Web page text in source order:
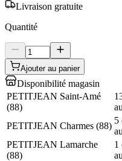
Livraison gratuite
Quantité
Ajouter au panier
Disponibilité magasin
PETITJEAN Saint-Amé
(88)
PETITJEAN Charmes (88)
5
PETITJEAN Lamarche
(88)
1